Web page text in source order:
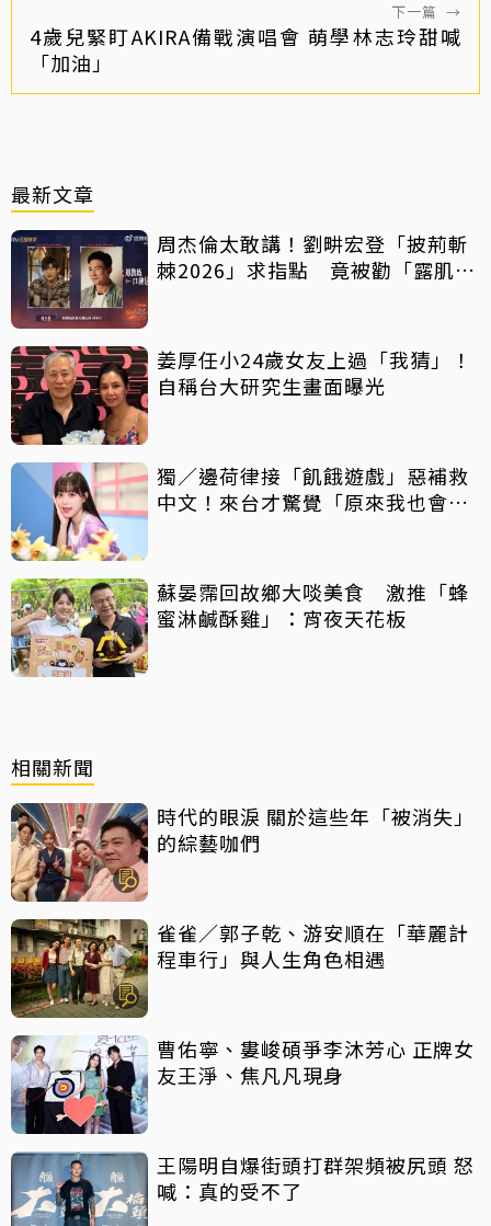
下一篇 →
4歲兒緊盯AKIRA備戰演唱會 萌學林志玲甜喊
「加油」
最新文章
周杰倫太敢講！劉畊宏登「披荊斬
棘2026」求指點 竟被勸「露肌肉
姜厚任小24歲女友上過「我猜」！
自稱台大研究生畫面曝光
獨／邊荷律接「飢餓遊戲」惡補救
中文！來台才驚覺「原來我也會
蘇晏霈回故鄉大啖美食 激推「蜂
蜜淋鹹酥雞」：宵夜天花板
相關新聞
時代的眼淚 關於這些年「被消失」
的綜藝咖們
雀雀／郭子乾、游安順在「華麗計
程車行」與人生角色相遇
曹佑寧、婁峻碩爭李沐芳心 正牌女
友王淨、焦凡凡現身
王陽明自爆街頭打群架頻被尻頭 怒
喊：真的受不了